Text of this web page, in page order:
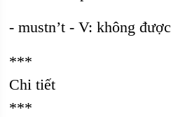
- mustn’t - V: không được
***
Chi tiết
***